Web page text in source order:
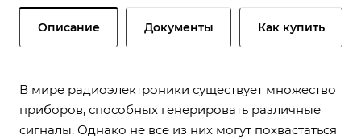
Описание Документы Как купить
В мире радиоэлектроники существует множество
приборов, способных генерировать различные
сигналы. Однако не все из них могут похвастаться